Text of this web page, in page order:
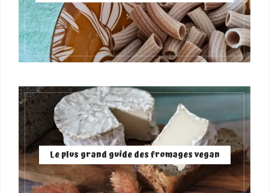
Le plus grand guide des fromages vegan